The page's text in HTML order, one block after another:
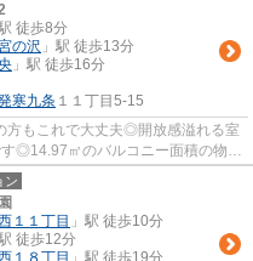
徒歩8分
の沢 」駅 徒歩13分
」駅 徒歩16分
寒九条 １１丁目5-15
方もこれで大丈夫◎開放感溢れる室
◎14.97㎡のバルコニー面積の物件
件です◎...
ン
１１丁目 」駅 徒歩10分
徒歩12分
１８丁目 」駅 徒歩19分